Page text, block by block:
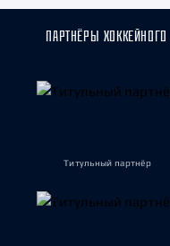
ПАРТНЁРЫ
Титульный партнёр